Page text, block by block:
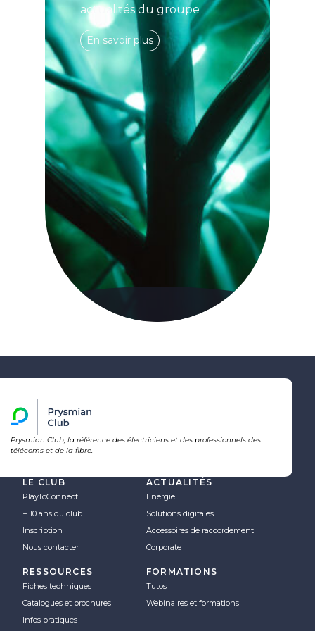
actualités du groupe
En savoir plus
Prysmian Club, la référence des électriciens et des professionnels des
télécoms et de la fibre.
LE CLUB
PlayToConnect
+ 10 ans du club
Inscription
Nous contacter
ACTUALITÉS
Energie
Solutions digitales
Accessoires de raccordement
Corporate
RESSOURCES
Fiches techniques
Catalogues et brochures
Infos pratiques
FORMATIONS
Tutos
Webinaires et formations